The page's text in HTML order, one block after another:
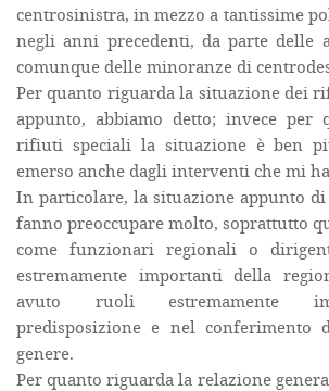
centrosinistra, in mezzo a tantissime
negli anni precedenti, da parte delle
comunque delle minoranze di
Per quanto riguarda la situazione dei
appunto, abbiamo detto; invece per
rifiuti speciali la situazione è ben
emerso anche dagli interventi che mi
In particolare, la situazione appunto
fanno preoccupare molto, soprattutto
come funzionari regionali o
estremamente importanti della
avuto ruoli estremamente
predisposizione e nel conferimento
genere.
Per quanto riguarda la relazione